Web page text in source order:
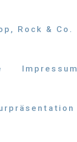
Rock & Co.
Impressum